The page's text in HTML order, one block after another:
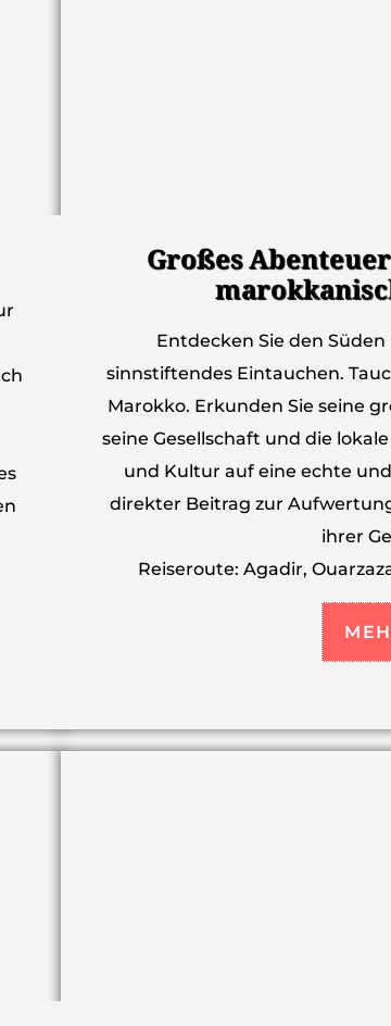
Großes
Entdecken Sie den
sinnstiftendes Eintauchen.
Marokko. Erkunden Sie seine
seine Gesellschaft und die
und Kultur auf eine echte
direkter Beitrag zur
ihrer
Reiseroute: Agadir,